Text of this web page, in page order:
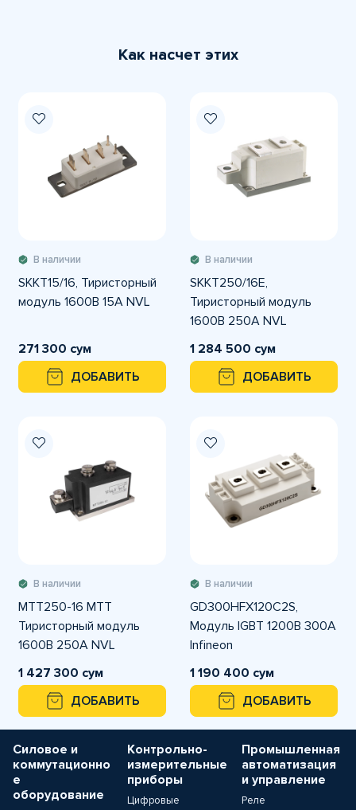
Как насчет этих
В наличии
SKKT15/16, Тиристорный
модуль 1600В 15А NVL
271 300 сум
ДОБАВИТЬ
В наличии
SKKT250/16E,
Тиристорный модуль
1600В 250А NVL
1 284 500 сум
ДОБАВИТЬ
В наличии
MTT250-16 МТТ
Тиристорный модуль
1600В 250А NVL
1 427 300 сум
ДОБАВИТЬ
В наличии
GD300HFX120C2S,
Модуль IGBT 1200В 300А
Infineon
1 190 400 сум
ДОБАВИТЬ
Силовое и
коммутационно
е
оборудование
Контрольно-
измерительные
приборы
Цифровые
Промышленная
автоматизация
и управление
Реле